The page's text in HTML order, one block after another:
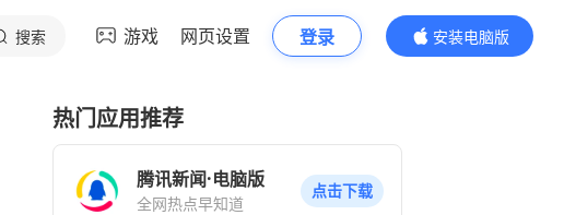
搜索 游戏 网页设置 登录
安装电脑版
内容更精彩
热门应用推荐
腾讯新闻·电脑版
全网热点早知道
点击下载